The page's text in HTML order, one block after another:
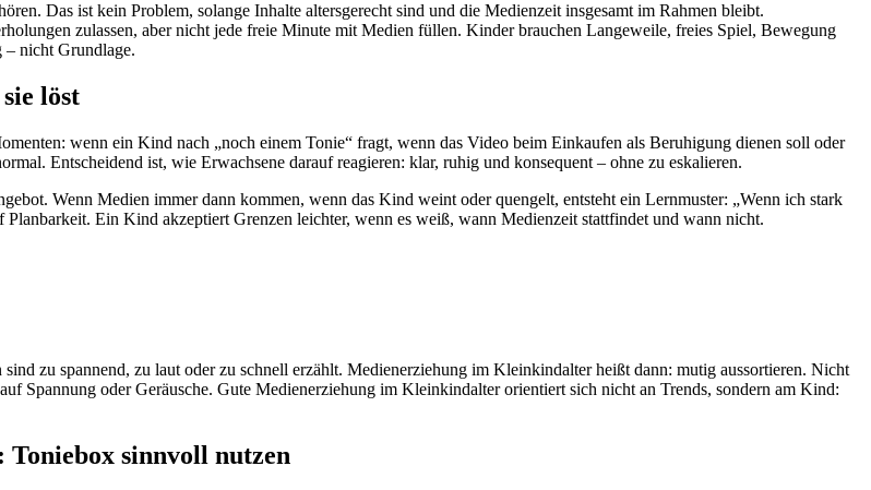
Das ist kein Problem, solange Inhalte altersgerecht sind und die Medienzeit insgesamt im Rahmen bleibt.
zulassen, aber nicht jede freie Minute mit Medien füllen. Kinder brauchen Langeweile, freies Spiel, Bewegung
– nicht Grundlage.
löst
wenn ein Kind nach „noch einem Tonie“ fragt, wenn das Video beim Einkaufen als Beruhigung dienen soll oder
Entscheidend ist, wie Erwachsene darauf reagieren: klar, ruhig und konsequent – ohne zu eskalieren.
Wenn Medien immer dann kommen, wenn das Kind weint oder quengelt, entsteht ein Lernmuster: „Wenn ich stark
Ein Kind akzeptiert Grenzen leichter, wenn es weiß, wann Medienzeit stattfindet und wann nicht.
zu spannend, zu laut oder zu schnell erzählt. Medienerziehung im Kleinkindalter heißt dann: mutig aussortieren. Nicht
Spannung oder Geräusche. Gute Medienerziehung im Kleinkindalter orientiert sich nicht an Trends, sondern am Kind:
sinnvoll nutzen